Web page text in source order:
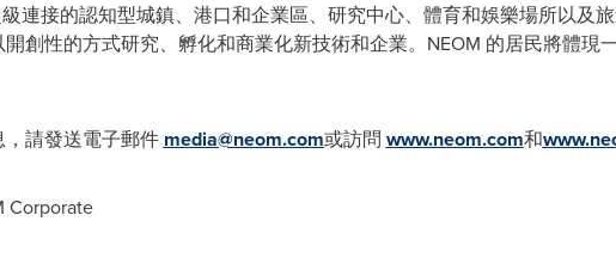
連接的認知型城鎮、港口和企業區、研究中心、體育和娛樂場所以及
創性的方式研究、孵化和商業化新技術和企業。NEOM 的居民將體現
請發送電子郵件 media@neom.com或訪問 www.neom.com和
Corporate